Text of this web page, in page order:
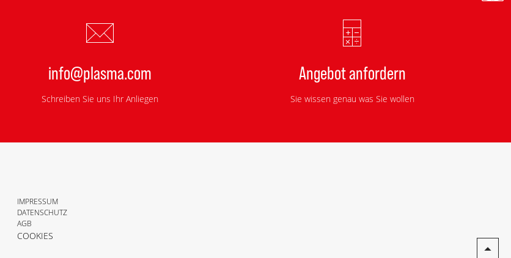
info@plasma.com
Schreiben Sie uns Ihr Anliegen
Angebot anfordern
Sie wissen genau was Sie wollen
IMPRESSUM
DATENSCHUTZ
AGB
COOKIES